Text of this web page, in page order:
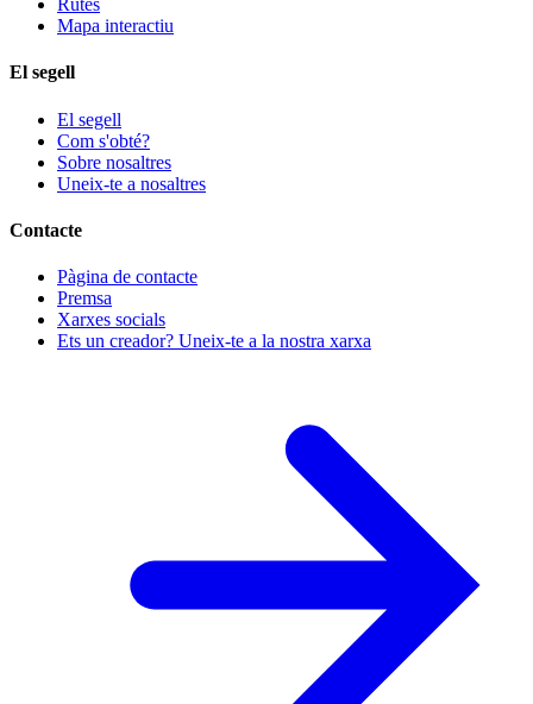
Rutes
Mapa interactiu
El segell
El segell
Com s'obté?
Sobre nosaltres
Uneix-te a nosaltres
Contacte
Pàgina de contacte
Premsa
Xarxes socials
Ets un creador? Uneix-te a la nostra xarxa